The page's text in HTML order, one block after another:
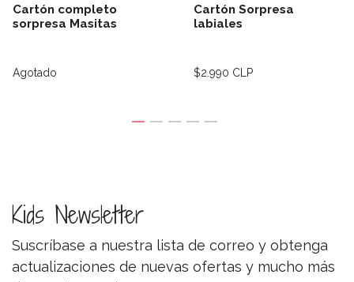
Cartón completo
sorpresa Masitas
Agotado
Cartón Sorpresa
labiales
$2.990 CLP
Kids Newsletter
Suscríbase a nuestra lista de correo y obtenga
actualizaciones de nuevas ofertas y mucho más